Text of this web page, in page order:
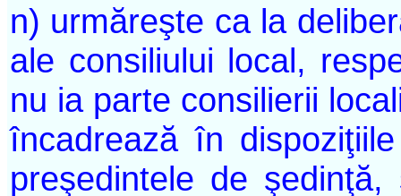
n) urmăreşte ca la
ale consiliului local,
nu ia parte consilierii
încadrează în
preşedintele de